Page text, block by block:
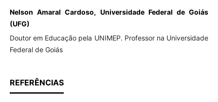
Nelson Amaral Cardoso, Universidade Federal de Goiás
(UFG)
Doutor em Educação pela UNIMEP. Professor na Universidade
Federal de Goiás
REFERÊNCIAS